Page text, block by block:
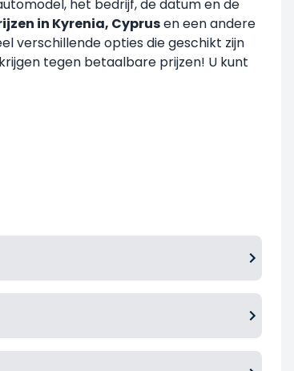
het bedrijf, de datum en de
in Kyrenia, Cyprusen een andere
verschillende opties die geschikt zijn
tegen betaalbare prijzen! U kunt